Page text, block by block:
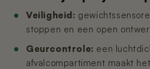
Veiligheid:
stoppen en een open
Geurcontrole: een
afvalcompartiment maakt